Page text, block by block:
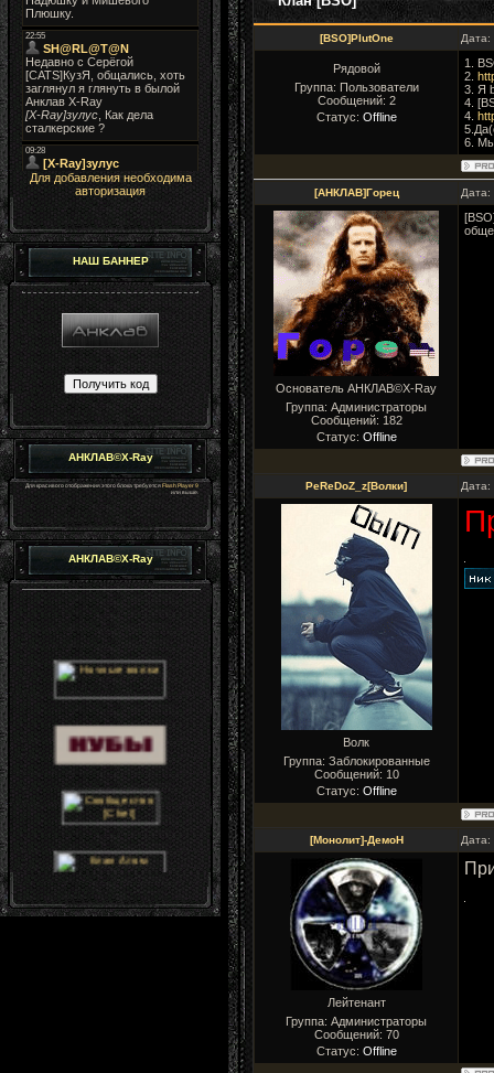
Для добавления необходима
авторизация
НАШ БАННЕР
АНКЛАВ©X-Ray
Для красивого отображения этого блока требуетсяFlash Player 9
или выше.
АНКЛАВ©X-Ray
[BSO]PlutOne Дата:
Рядовой
Группа: Пользователи
Сообщений: 2
Статус: Offline
1.
2.
3. Я
4.
4.
6.
[АНКЛАВ]Горец
Основатель АНКЛАВ©X-Ray
Группа: Администраторы
Сообщений: 182
Статус: Offline
PeReDoZ_z[Волки]
Волк
Группа: Заблокированные
Сообщений: 10
Статус: Offline
[Монолит]-ДемоН
Лейтенант
Группа: Администраторы
Сообщений: 70
Статус: Offline